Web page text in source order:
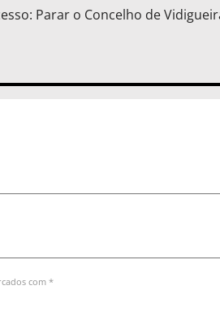
Parar o Concelho de
com *